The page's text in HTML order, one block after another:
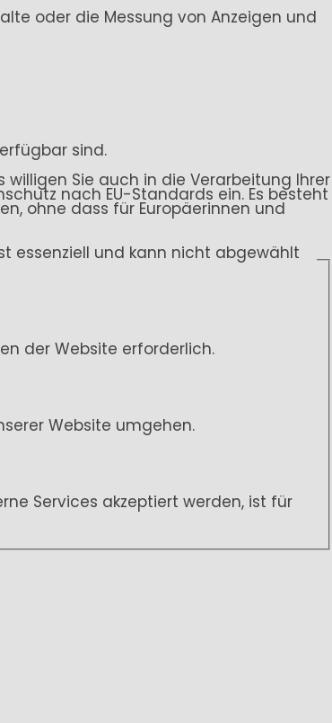
oder die Messung von Anzeigen und
sind.
willigen Sie auch in die Verarbeitung Ihrer
nach EU-Standards ein. Es besteht
ohne dass für Europäerinnen und
essenziell und kann nicht abgewählt
der Website erforderlich.
Website umgehen.
Services akzeptiert werden, ist für